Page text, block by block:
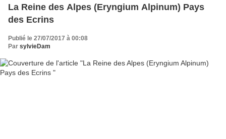
La Reine des Alpes (Eryngium Alpinum) Pays
des Ecrins
Publié le 27/07/2017 à 00:08
Par sylvieDam